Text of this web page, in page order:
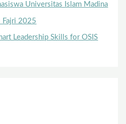
Universitas Islam Madina
Fajri 2025
Leadership Skills for OSIS